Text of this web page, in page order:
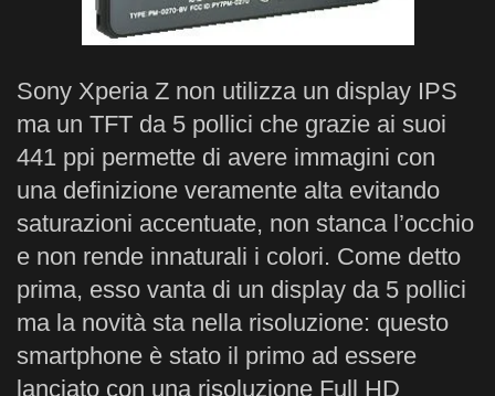
Sony Xperia Z non utilizza un display IPS
ma un TFT da 5 pollici che grazie ai suoi
441 ppi permette di avere immagini con
una definizione veramente alta evitando
saturazioni accentuate, non stanca l’occhio
e non rende innaturali i colori. Come detto
prima, esso vanta di un display da 5 pollici
ma la novità sta nella risoluzione: questo
smartphone è stato il primo ad essere
lanciato con una risoluzione Full HD